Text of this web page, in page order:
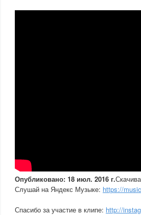
Опубликовано: 18 июл. 2016 г.
Слушай на Яндекс Музыке: https://
Спасибо за участие в клипе: http://